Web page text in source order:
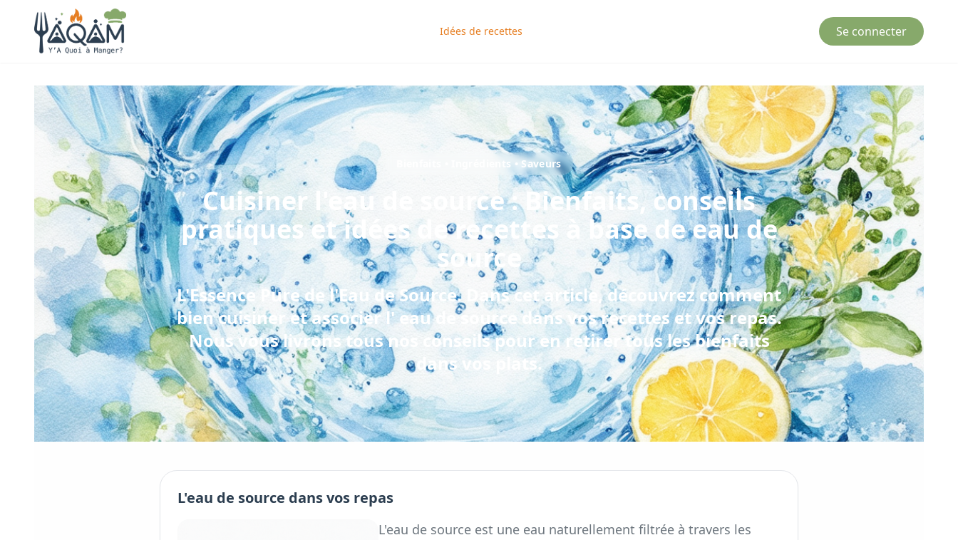
Idées de recettes Se connecter
Bienfaits • Ingrédients • Saveurs
Cuisiner l' eau de source: Bienfaits, conseils
pratiques et idées de recettes à base deeau de
source
L'Essence Pure de l'Eau de Source. Dans cet article, découvrez comment
bien cuisiner et associer l'eau de source dans vos recettes et vos repas.
Nous vous livrons tous nos conseils pour en retirer tous les bienfaits
dans vos plats.
L'eau de source dans vos repas
L'eau de source est une eau naturellement filtrée à travers les